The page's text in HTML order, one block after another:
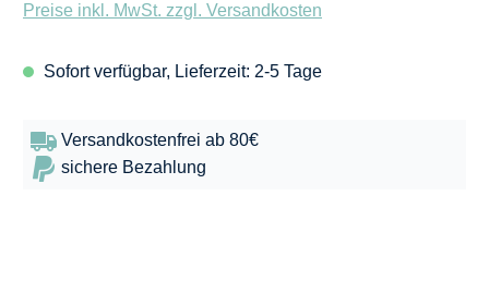
Preise inkl. MwSt. zzgl. Versandkosten
Sofort verfügbar, Lieferzeit: 2-5 Tage
Versandkostenfrei ab 80€
sichere Bezahlung